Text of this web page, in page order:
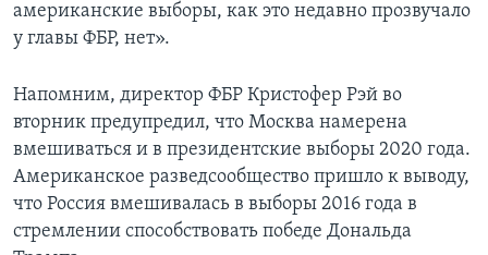
американские выборы, как это недавно прозвучало
у главы ФБР, нет».
Напомним, директор ФБР Кристофер Рэй во
вторник предупредил, что Москва намерена
вмешиваться и в президентские выборы 2020 года.
Американское разведсообщество пришло к выводу,
что Россия вмешивалась в выборы 2016 года в
стремлении способствовать победе Дональда